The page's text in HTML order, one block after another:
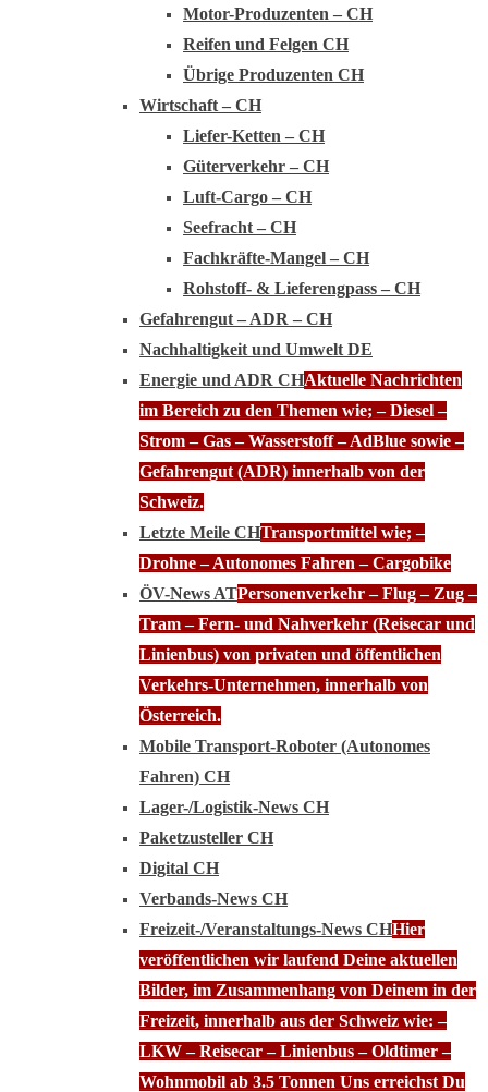
Motor-Produzenten – CH
Reifen und Felgen CH
Übrige Produzenten CH
Wirtschaft – CH
Liefer-Ketten – CH
Güterverkehr – CH
Luft-Cargo – CH
Seefracht – CH
Fachkräfte-Mangel – CH
Rohstoff- & Lieferengpass – CH
Gefahrengut – ADR – CH
Nachhaltigkeit und Umwelt DE
Energie und ADR CHAktuelle Nachrichten
im Bereich zu den Themen wie; – Diesel –
Strom – Gas – Wasserstoff – AdBlue sowie –
Gefahrengut (ADR) innerhalb von der
Schweiz.
Letzte Meile CHTransportmittel wie; –
Drohne – Autonomes Fahren – Cargobike
ÖV-News ATPersonenverkehr – Flug – Zug –
Tram – Fern- und Nahverkehr (Reisecar und
Linienbus) von privaten und öffentlichen
Verkehrs-Unternehmen, innerhalb von
Österreich.
Mobile Transport-Roboter (Autonomes
Fahren) CH
Lager-/Logistik-News CH
Paketzusteller CH
Digital CH
Verbands-News CH
Freizeit-/Veranstaltungs-News CHHier
veröffentlichen wir laufend Deine aktuellen
Bilder, im Zusammenhang von Deinem in der
Freizeit, innerhalb aus der Schweiz wie: –
LKW – Reisecar – Linienbus – Oldtimer –
Wohnmobil ab 3.5 Tonnen Uns erreichst Du